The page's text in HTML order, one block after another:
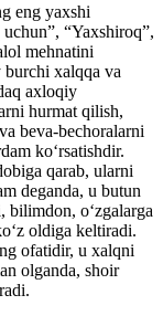
eng yaxshi
“Yaxshiroq”,
mehnatini
xalqqa va
axloqiy
hurmat qilish,
beva-bechoralarni
koʻrsatishdir.
qarab, ularni
deganda, u butun
bilimdon, oʻzgalarga
oldiga keltiradi.
ofatidir, u xalqni
olganda, shoir